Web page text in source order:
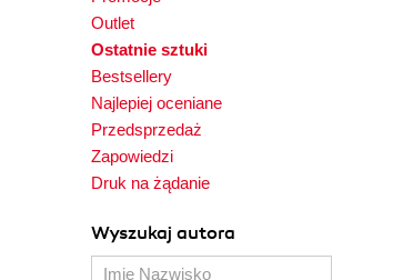
Outlet
Ostatnie sztuki
Bestsellery
Najlepiej oceniane
Przedsprzedaż
Zapowiedzi
Druk na żądanie
Wyszukaj autora